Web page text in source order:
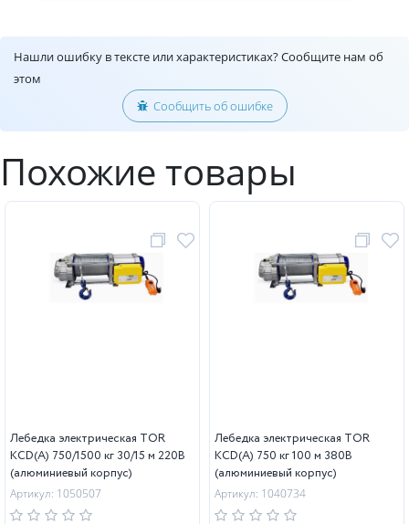
Нашли ошибку в тексте или характеристиках? Сообщите нам об
этом
Сообщить об ошибке
Похожие товары
Лебедка электрическая TOR
KCD(А) 750/1500 кг 30/15 м 220В
(алюминиевый корпус)
Артикул: 1050507
Лебедка электрическая TOR
KCD(А) 750 кг 100 м 380В
(алюминиевый корпус)
Артикул: 1040734